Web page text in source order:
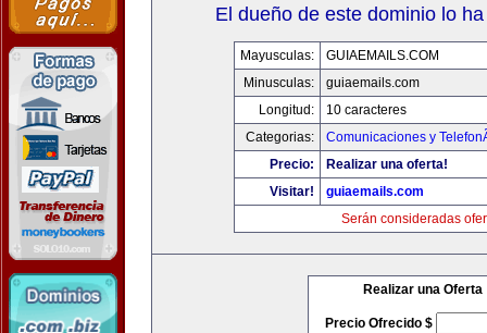
El dueño de este dominio lo
Mayusculas:
GUIAEMAILS.COM
Minusculas:
guiaemails.com
Longitud:
10 caracteres
Categorias:
Comunicaciones y
Precio:
Realizar una oferta!
Visitar!
guiaemails.com
Serán consideradas
Realizar una Oferta
Precio Ofrecido $